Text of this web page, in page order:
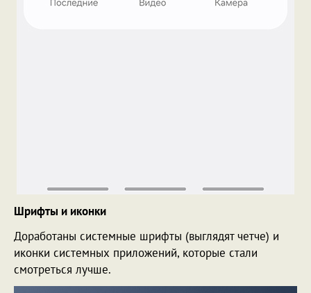
Шрифты и иконки
Доработаны системные шрифты (выглядят четче) и
иконки системных приложений, которые стали
смотреться лучше.